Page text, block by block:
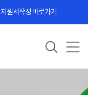
지원서작성 바로가기